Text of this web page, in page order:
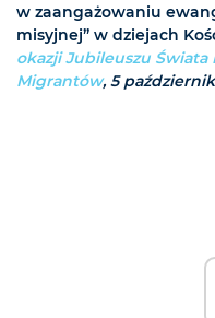
w zaangażowaniu
misyjnej” w dziejach
okazji Jubileuszu
Migrantów, 5